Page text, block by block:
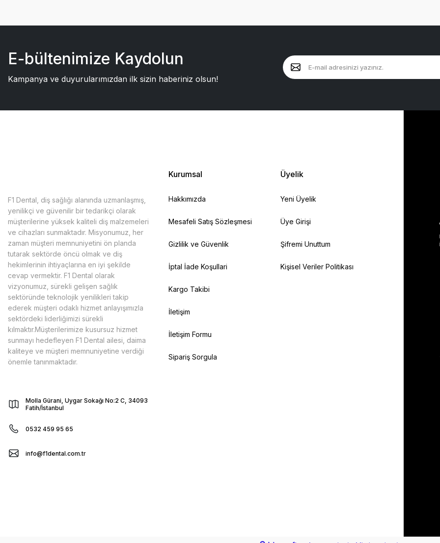
E-bültenimize Kaydolun
Kampanya ve duyurularımızdan ilk sizin haberiniz olsun!
F1 Dental, diş sağlığı alanında uzmanlaşmış,
yenilikçi ve güvenilir bir tedarikçi olarak
müşterilerine yüksek kaliteli diş malzemeleri
ve cihazları sunmaktadır. Misyonumuz, her
zaman müşteri memnuniyetini ön planda
tutarak sektörde öncü olmak ve diş
hekimlerinin ihtiyaçlarına en iyi şekilde
cevap vermektir. F1 Dental olarak
vizyonumuz, sürekli gelişen sağlık
sektöründe teknolojik yenilikleri takip
ederek müşteri odaklı hizmet anlayışımızla
sektördeki liderliğimizi sürekli
kılmaktır.Müşterilerimize kusursuz hizmet
sunmayı hedefleyen F1 Dental ailesi, daima
kaliteye ve müşteri memnuniyetine verdiği
önemle tanınmaktadır.
Molla Gürani, Uygar Sokağı No:2 C, 34093
Fatih/İstanbul
0532 459 95 65
info@f1dental.com.tr
Kurumsal
Hakkımızda
Mesafeli Satış Sözleşmesi
Gizlilik ve Güvenlik
İptal İade Koşullari
Kargo Takibi
İletişim
İletişim Formu
Sipariş Sorgula
Üyelik
Yeni Üyelik
Üye Girişi
Şifremi Unuttum
Kişisel Veriler Politikası